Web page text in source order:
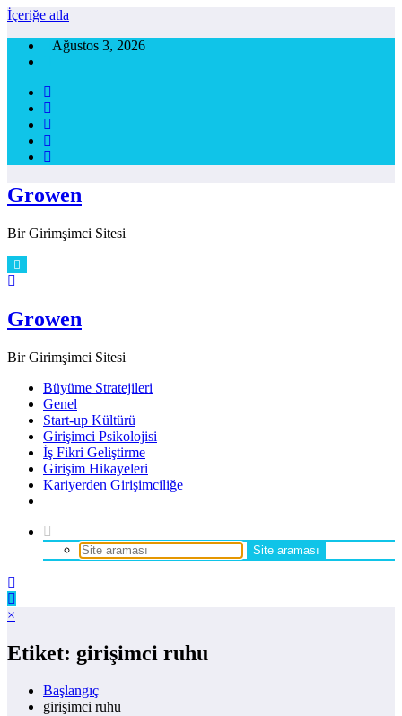
İçeriğe atla
Ağustos 3, 2026
Growen
Bir Girimşimci Sitesi
Growen
Bir Girimşimci Sitesi
Büyüme Stratejileri
Genel
Start-up Kültürü
Girişimci Psikolojisi
İş Fikri Geliştirme
Girişim Hikayeleri
Kariyerden Girişimciliğe
×
Etiket: girişimci ruhu
Başlangıç
girişimci ruhu